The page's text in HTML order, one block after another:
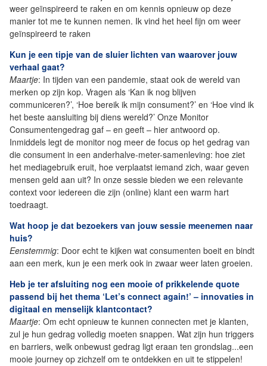
weer geïnspireerd te raken en om kennis opnieuw op deze
manier tot me te kunnen nemen. Ik vind het heel fijn om weer
geïnspireerd te raken
Kun je een tipje van de sluier lichten van waarover jouw
verhaal gaat?
Maartje: In tijden van een pandemie, staat ook de wereld van
merken op zijn kop. Vragen als ‘Kan ik nog blijven
communiceren?’, ‘Hoe bereik ik mijn consument?’ en ‘Hoe vind ik
het beste aansluiting bij diens wereld?’ Onze Monitor
Consumentengedrag gaf – en geeft – hier antwoord op.
Inmiddels legt de monitor nog meer de focus op het gedrag van
die consument in een anderhalve-meter-samenleving: hoe ziet
het mediagebruik eruit, hoe verplaatst iemand zich, waar geven
mensen geld aan uit? In onze sessie bieden we een relevante
context voor iedereen die zijn (online) klant een warm hart
toedraagt.
Wat hoop je dat bezoekers van jouw sessie meenemen naar
huis?
Eenstemmig: Door echt te kijken wat consumenten boeit en bindt
aan een merk, kun je een merk ook in zwaar weer laten groeien.
Heb je ter afsluiting nog een mooie of prikkelende quote
passend bij het thema ‘Let’s connect again!’ – innovaties in
digitaal en menselijk klantcontact?
Maartje: Om echt opnieuw te kunnen connecten met je klanten,
zul je hun gedrag volledig moeten snappen. Wat zijn hun triggers
en barriers, welk onbewust gedrag ligt eraan ten grondslag...een
mooie journey op zichzelf om te ontdekken en uit te stippelen!